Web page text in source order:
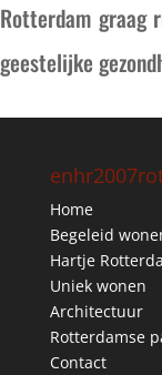
Rotterdam graag
geestelijke
Home
Begeleid
Hartje
Uniek wonen
Architectuur
Rotterdamse
Contact